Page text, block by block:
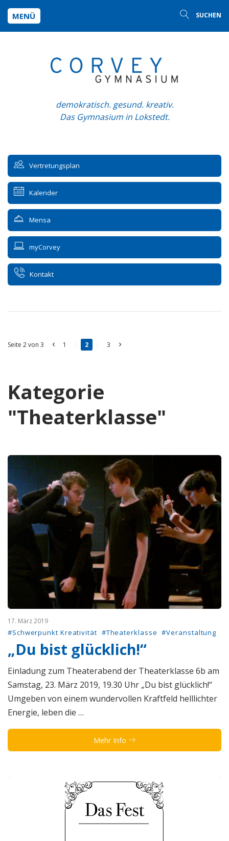
MENÜ SUCHEN
demokratisch. gesund. kreativ.
Das Gymnasium in Lokstedt.
Vertretungsplan
Kalender
Mensa
myCorvey
Kontakt
Seite 2 von 3 ‹ 1 2 3 ›
Kategorie
"Theaterklasse"
17. März 2019
#Schwerpunkt Kreativität #Theaterklasse #Veranstaltung
„Du bist glücklich!“
Einladung zum Theaterabend der Theaterklasse 6b am
Samstag, 23. März 2019, 19.30 Uhr „Du bist glücklich!“
Umgeben von einem wundervollen Kraftfeld helllichter
Energie, leben die …
Mehr Info